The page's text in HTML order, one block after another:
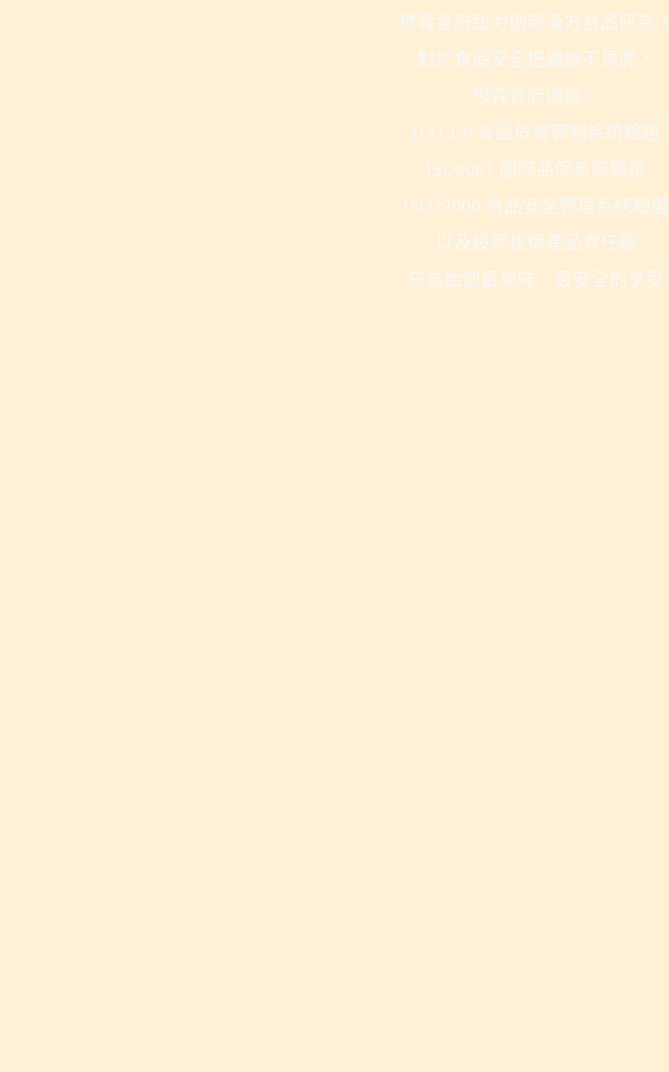
懋霖食府致力創新漢方食品研究、
對於食品安全把關絕不馬虎，
懋霖食府通過：
HACCP 食品危害管制系統驗證
ISO9001 國際品保系統驗證
ISO22000 食品安全管理系統驗證
以及投保投保產品責任險
只為給您最美味、最安全的享受